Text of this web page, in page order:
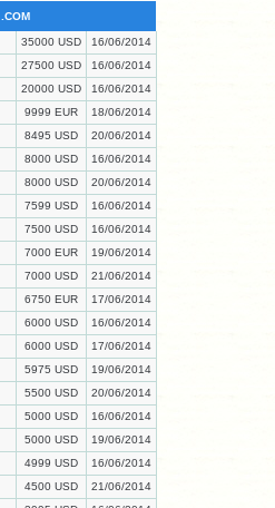
.COM
35000 USD
16/06/2014
27500 USD
16/06/2014
20000 USD
16/06/2014
9999 EUR
18/06/2014
8495 USD
20/06/2014
8000 USD
16/06/2014
8000 USD
20/06/2014
7599 USD
16/06/2014
7500 USD
16/06/2014
7000 EUR
19/06/2014
7000 USD
21/06/2014
6750 EUR
17/06/2014
6000 USD
16/06/2014
6000 USD
17/06/2014
5975 USD
19/06/2014
5500 USD
20/06/2014
5000 USD
16/06/2014
5000 USD
19/06/2014
4999 USD
16/06/2014
4500 USD
21/06/2014